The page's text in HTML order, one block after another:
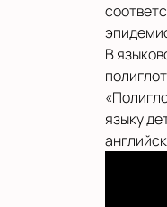
В
языку